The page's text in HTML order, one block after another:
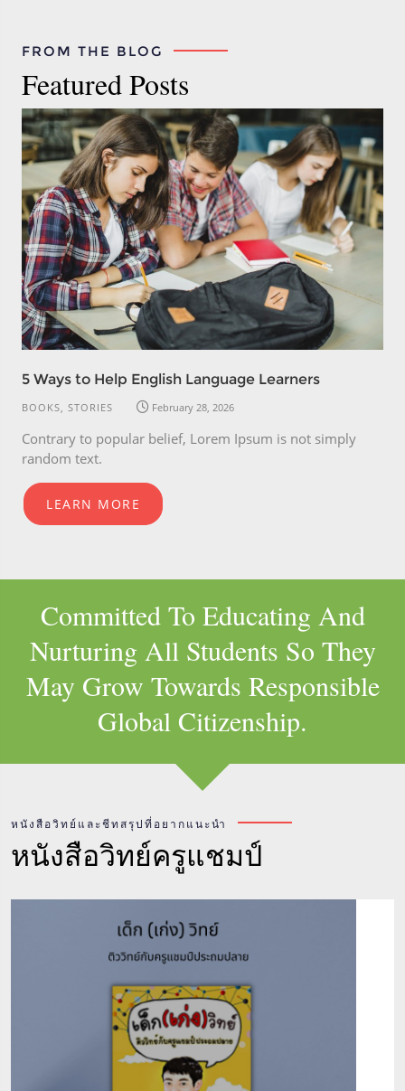
FROM THE BLOG
Featured Posts
5 Ways to Help English Language Learners
BOOKS, STORIES February 28, 2026
Contrary to popular belief, Lorem Ipsum is not simply
random text.
LEARN MORE
Committed To Educating And
Nurturing All Students So They
May Grow Towards Responsible
Global Citizenship.
หนังสือวิทย์และชีทสรุปที่อยากแนะนำ
หนังสือวิทย์ครูแชมป์